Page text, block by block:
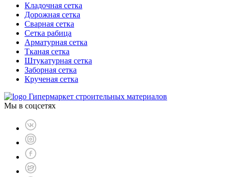
Кладочная сетка
Дорожная сетка
Сварная сетка
Сетка рабица
Арматурная сетка
Тканая сетка
Штукатурная сетка
Заборная сетка
Крученая сетка
Гипермаркет строительных материалов
Мы в соцсетях